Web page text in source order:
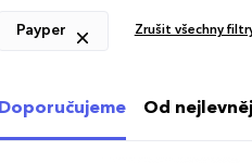
Payper Zrušit všechny
Doporučujeme Od